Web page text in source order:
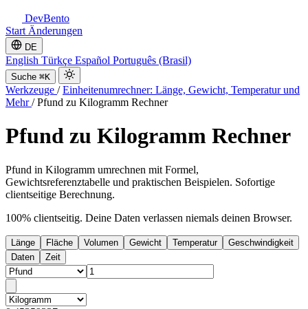
DevBento
Start Änderungen
DE
English Türkçe Español Português (Brasil)
Suche ⌘K
Werkzeuge / Einheitenumrechner: Länge, Gewicht, Temperatur und
Mehr/ Pfund zu Kilogramm Rechner
Pfund zu Kilogramm Rechner
Pfund in Kilogramm umrechnen mit Formel,
Gewichtsreferenztabelle und praktischen Beispielen. Sofortige
clientseitige Berechnung.
100% clientseitig. Deine Daten verlassen niemals deinen Browser.
Länge Fläche Volumen Gewicht Temperatur
Geschwindigkeit
Daten
Zeit